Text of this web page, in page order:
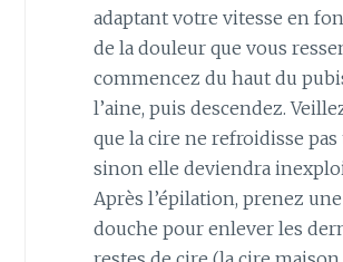
adaptant votre vitesse en
de la douleur que vous
commencez du haut du
l’aine, puis descendez.
que la cire ne refroidisse pas
sinon elle deviendra
Après l’épilation, prenez une
douche pour enlever les